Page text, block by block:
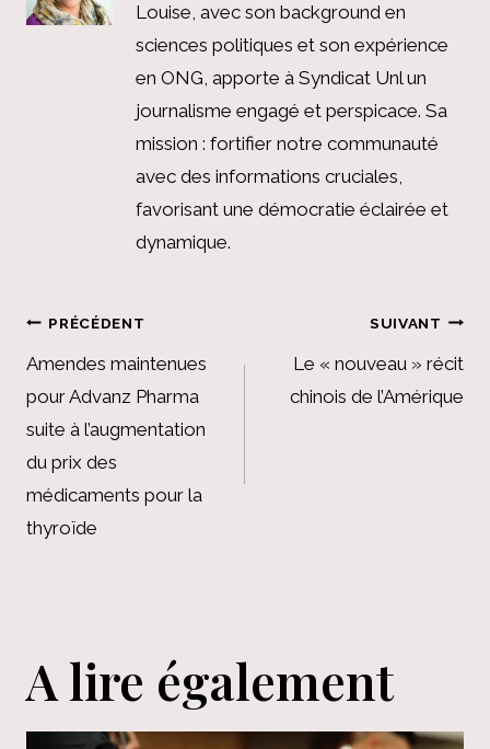
Louise, avec son background en
sciences politiques et son expérience
en ONG, apporte à Syndicat Unl un
journalisme engagé et perspicace. Sa
mission : fortifier notre communauté
avec des informations cruciales,
favorisant une démocratie éclairée et
dynamique.
Navigation
de
l’article
PRÉCÉDENT
Amendes maintenues
pour Advanz Pharma
suite à l’augmentation
du prix des
médicaments pour la
thyroïde
SUIVANT
Le « nouveau » récit
chinois de l’Amérique
A lire également